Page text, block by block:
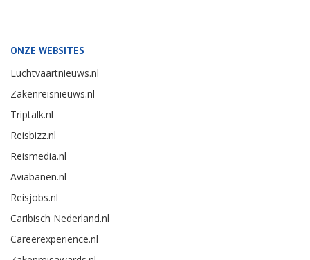
ONZE WEBSITES
Luchtvaartnieuws.nl
Zakenreisnieuws.nl
Triptalk.nl
Reisbizz.nl
Reismedia.nl
Aviabanen.nl
Reisjobs.nl
Caribisch Nederland.nl
Careerexperience.nl